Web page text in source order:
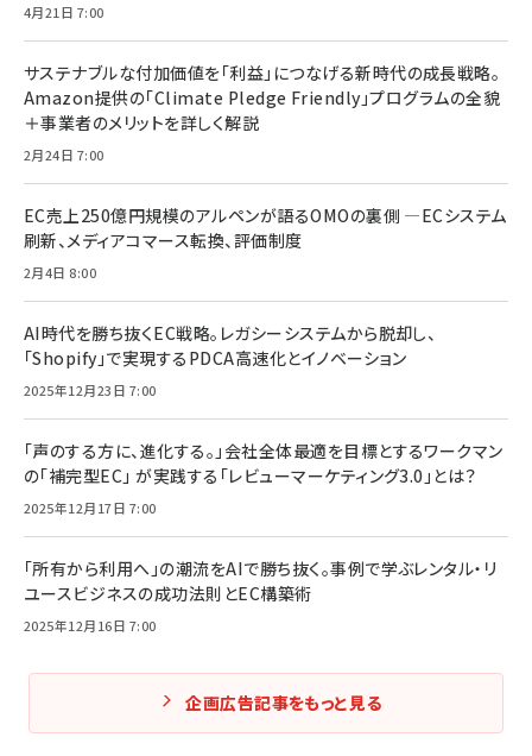
4月21日 7:00
サステナブルな付加価値を「利益」につなげる新時代の成長戦略。
Amazon提供の「Climate Pledge Friendly」プログラムの全貌
＋事業者のメリットを詳しく解説
2月24日 7:00
EC売上250億円規模のアルペンが語るOMOの裏側 ―ECシステム
刷新、メディアコマース転換、評価制度
2月4日 8:00
AI時代を勝ち抜くEC戦略。レガシーシステムから脱却し、
「Shopify」で実現するPDCA高速化とイノベーション
2025年12月23日 7:00
「声のする方に、進化する。」会社全体最適を目標とするワークマン
の「補完型EC」 が実践する「レビューマーケティング3.0」とは？
2025年12月17日 7:00
「所有から利用へ」の潮流をAIで勝ち抜く。事例で学ぶレンタル・リ
ユースビジネスの成功法則とEC構築術
2025年12月16日 7:00
企画広告記事をもっと見る